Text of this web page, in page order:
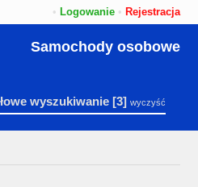
• Logowanie • Rejestracja
Samochody osobowe
wyszukiwanie[3] wyczyść